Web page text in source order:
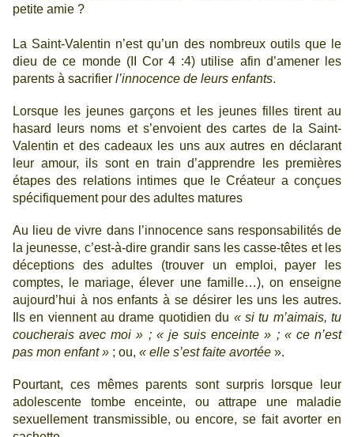
petite amie ?
La Saint-Valentin n’est qu’un des nombreux outils que le
dieu de ce monde (II Cor 4 :4) utilise afin d’amener les
parents à sacrifier l’innocence de leurs enfants.
Lorsque les jeunes garçons et les jeunes filles tirent au
hasard leurs noms et s’envoient des cartes de la Saint-
Valentin et des cadeaux les uns aux autres en déclarant
leur amour, ils sont en train d’apprendre les premières
étapes des relations intimes que le Créateur a conçues
spécifiquement pour des adultes matures
Au lieu de vivre dans l’innocence sans responsabilités de
la jeunesse, c’est-à-dire grandir sans les casse-têtes et les
déceptions des adultes (trouver un emploi, payer les
comptes, le mariage, élever une famille…), on enseigne
aujourd’hui à nos enfants à se désirer les uns les autres.
Ils en viennent au drame quotidien du « si tu m’aimais, tu
coucherais avec moi » ; « je suis enceinte » ; « ce n’est
pas mon enfant » ; ou, « elle s’est faite avortée ».
Pourtant, ces mêmes parents sont surpris lorsque leur
adolescente tombe enceinte, ou attrape une maladie
sexuellement transmissible, ou encore, se fait avorter en